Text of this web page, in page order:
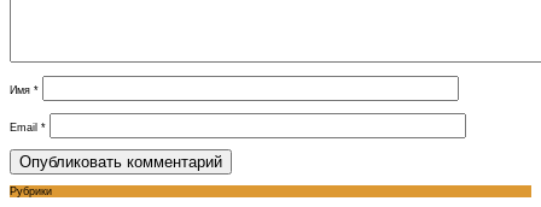
Имя *
Email *
Рубрики